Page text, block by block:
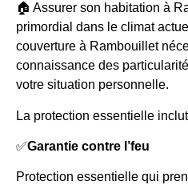
🏠 Assurer son habitation à
primordial dans le climat
couverture à Rambouillet
connaissance des
votre situation personnelle.
La protection essentielle
✅Garantie contre l’feu
Protection essentielle qui